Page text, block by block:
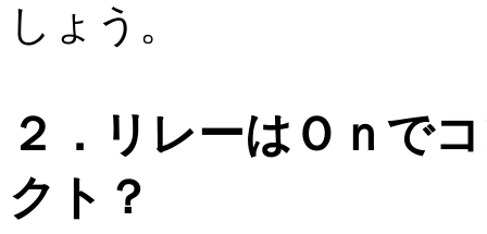
しょう。
２．リレーはＯｎで
クト？